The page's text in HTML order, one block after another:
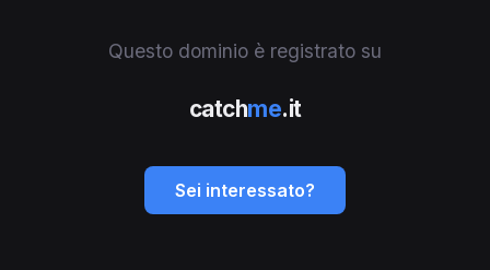
Questo dominio è registrato su
catchme.it
Sei interessato?